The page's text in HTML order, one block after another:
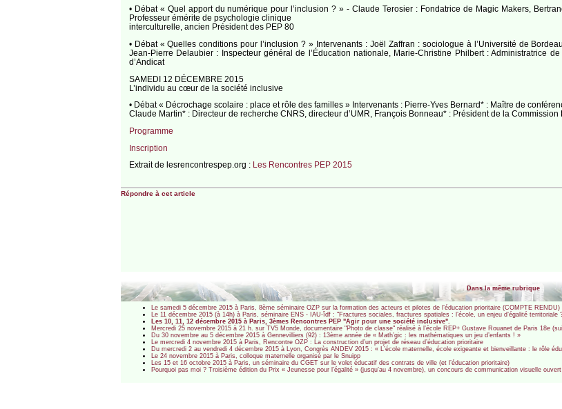
• Débat « Quel apport du numérique pour l’inclusion ? » - Claude Terosier : Fondatrice de Magic Makers,
Professeur émérite de psychologie clinique
interculturelle, ancien Président des PEP 80
• Débat « Quelles conditions pour l’inclusion ? » Intervenants : Joël Zaffran : sociologue à l’Université de
Jean-Pierre Delaubier : Inspecteur général de l’Éducation nationale, Marie-Christine Philbert : Administratrice
d’Andicat
SAMEDI 12 DÉCEMBRE 2015
L’individu au cœur de la société inclusive
• Débat « Décrochage scolaire : place et rôle des familles » Intervenants : Pierre-Yves Bernard* : Maître de
Claude Martin* : Directeur de recherche CNRS, directeur d’UMR, François Bonneau* : Président de la
Programme
Inscription
Extrait de lesrencontrespep.org :
Les Rencontres PEP 2015
Répondre à cet article
Dans la même rubrique
Le samedi 5 décembre 2015 à Paris, 8ème séminaire OZP sur la formation des acteurs et pilotes de l’éducation prioritaire (COMPTE RENDU)
Le 11 décembre 2015 (à 14h) à Paris, séminaire ENS - IAU-îdf : "Fractures sociales, fractures spatiales : l’école, un enjeu d’égalité territoriale
Les 10, 11, 12 décembre 2015 à Paris, 3èmes Rencontres PEP "Agir pour une société inclusive".
Mercredi 25 novembre 2015 à 21 h. sur TV5 Monde, documentaire "Photo de classe" réalisé à l’école REP+ Gustave Rouanet de Paris 18e
Du 30 novembre au 5 décembre 2015 à Gennevilliers (92) : 13ème année de « Math’gic : les mathématiques un jeu d’enfants ! »
Le mercredi 4 novembre 2015 à Paris, Rencontre OZP : La construction d’un projet de réseau d’éducation prioritaire
Du mercredi 2 au vendredi 4 décembre 2015 à Lyon, Congrès ANDEV 2015 : « L’école maternelle, école exigeante et bienveillante : le rôle
Le 24 novembre 2015 à Paris, colloque maternelle organisé par le Snuipp
Les 15 et 16 octobre 2015 à Paris, un séminaire du CGET sur le volet éducatif des contrats de ville (et l’éducation prioritaire)
Pourquoi pas moi ? Troisième édition du Prix « Jeunesse pour l’égalité » (jusqu’au 4 novembre), un concours de communication visuelle